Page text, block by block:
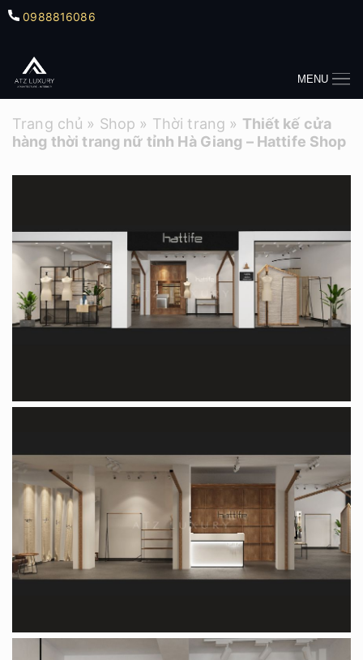
0988816086
MENU
Trang chủ » Shop » Thời trang » Thiết kế cửa
hàng thời trang nữ tỉnh Hà Giang – Hattife Shop